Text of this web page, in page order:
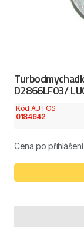
D2866LF03/
Kód AUTOS
0184642
Cena po přihlášení